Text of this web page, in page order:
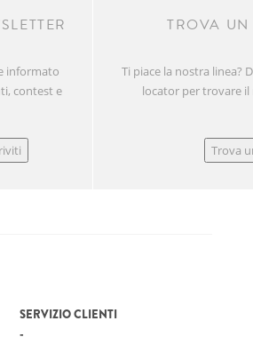
informato
contest e
TROVA
Ti piace la nostra linea?
locator per trovare
Trova
SERVIZIO CLIENTI